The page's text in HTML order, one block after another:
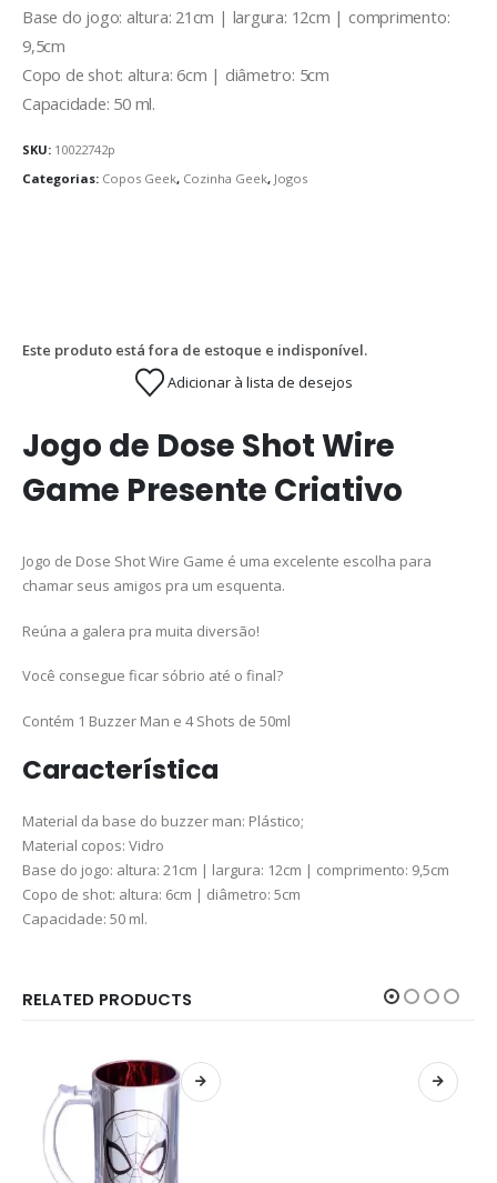
Base do jogo: altura: 21cm | largura: 12cm | comprimento:
9,5cm
Copo de shot: altura: 6cm | diâmetro: 5cm
Capacidade: 50 ml.
SKU: 10022742p
Categorias: Copos Geek, Cozinha Geek, Jogos
Este produto está fora de estoque e indisponível.
Adicionar à lista de desejos
Jogo de Dose Shot Wire
Game Presente Criativo
Jogo de Dose Shot Wire Game é uma excelente escolha para
chamar seus amigos pra um esquenta.
Reúna a galera pra muita diversão!
Você consegue ficar sóbrio até o final?
Contém 1 Buzzer Man e 4 Shots de 50ml
Característica
Material da base do buzzer man: Plástico;
Material copos: Vidro
Base do jogo: altura: 21cm | largura: 12cm | comprimento: 9,5cm
Copo de shot: altura: 6cm | diâmetro: 5cm
Capacidade: 50 ml.
RELATED PRODUCTS